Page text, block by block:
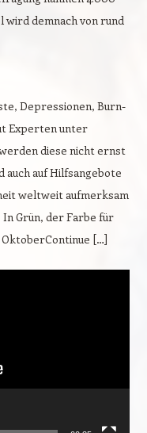
demnach von rund
Depressionen, Burn-
Experten unter
diese nicht ernst
auch auf Hilfsangebote
weltweit aufmerksam
In Grün, der Farbe für
OktoberContinue […]